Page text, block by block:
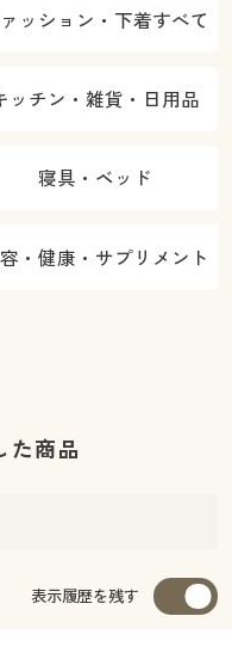
ッション・下着すべて
ッチン・雑貨・日用品
寝具・ベッド
・健康・サプリメント
た商品
表示履歴を残す